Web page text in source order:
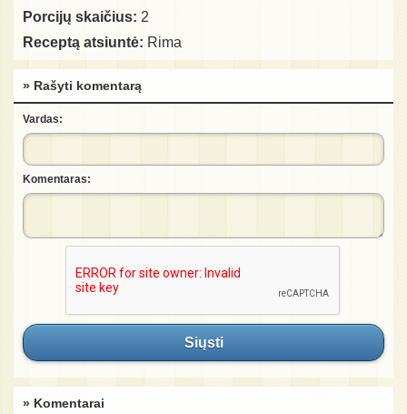
Porcijų skaičius: 2
Receptą atsiuntė: Rima
» Rašyti komentarą
Vardas:
Komentaras:
Siųsti
» Komentarai